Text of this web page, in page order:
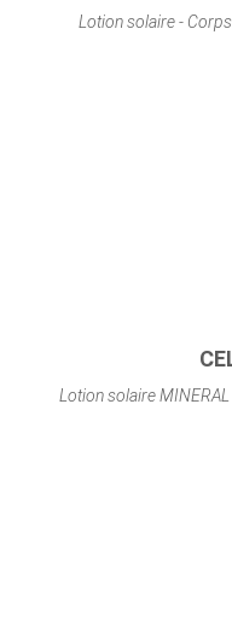
Lotion solaire -
Lotion solaire